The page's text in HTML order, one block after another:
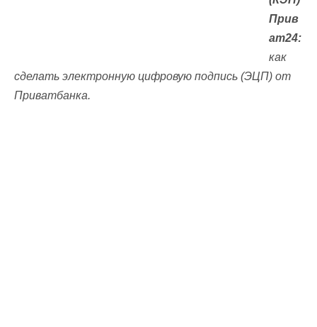
Прив
ат24:
как
сделать электронную цифровую подпись (ЭЦП) от
Приватбанка.